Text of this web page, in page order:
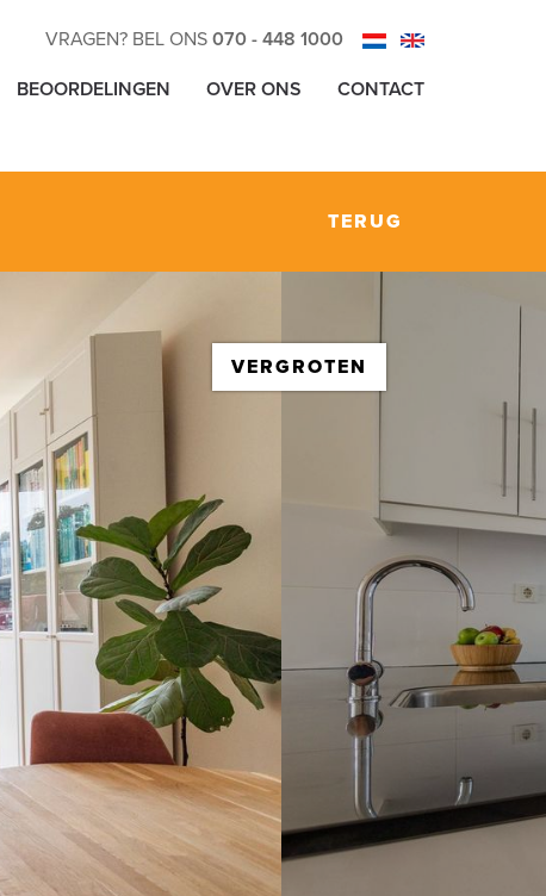
VRAGEN? BEL ONS070 - 448 1000
BEOORDELINGEN OVER ONS CONTACT
TERUG
volgende
VERGROTEN